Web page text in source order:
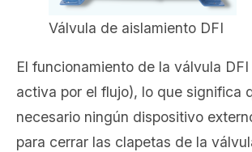
Válvula de aislamiento DFI
El funcionamiento de la válvula
activa por el flujo), lo que significa
necesario ningún dispositivo
para cerrar las clapetas de la